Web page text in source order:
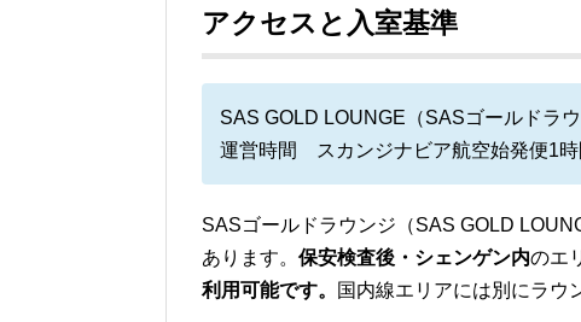
アクセスと入室基準
SAS GOLD LOUNGE（SASゴールドラウ
運営時間 スカンジナビア航空始発便1時
SASゴールドラウンジ（SAS GOLD
あります。 保安検査後・シェンゲン内のエ
利用可能です。
国内線エリアには別にラウ